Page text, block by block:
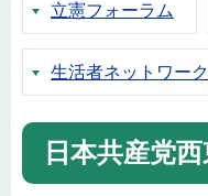
立憲フォーラム
生活者ネットワーク
日本共産党